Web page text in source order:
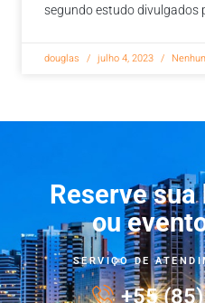
segundo estudo divulgados
douglas julho 4, 2023
Reserve
ou
SERVIÇO DE
+55